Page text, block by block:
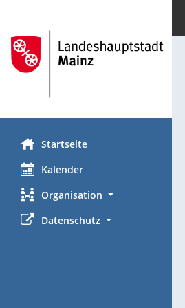
Startseite
Kalender
Organisation
Datenschutz